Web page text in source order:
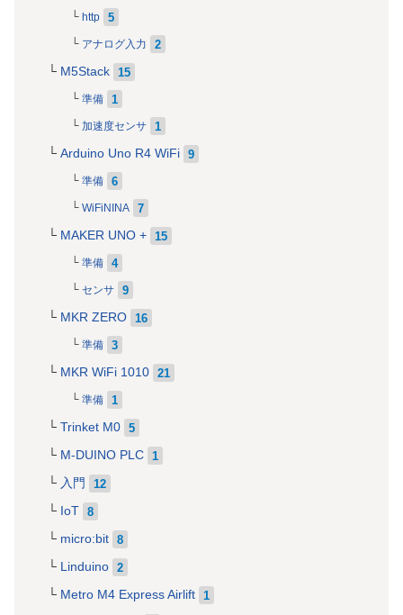
http 5
アナログ入力 2
M5Stack 15
準備 1
加速度センサ 1
Arduino Uno R4 WiFi 9
準備 6
WiFiNINA 7
MAKER UNO + 15
準備 4
センサ 9
MKR ZERO 16
準備 3
MKR WiFi 1010 21
準備 1
Trinket M0 5
M-DUINO PLC 1
入門 12
IoT 8
micro:bit 8
Linduino 2
Metro M4 Express Airlift 1